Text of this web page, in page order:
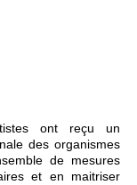
ont reçu un
des organismes
de mesures
et en maitriser